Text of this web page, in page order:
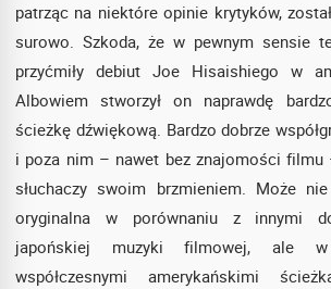
patrząc na niektóre opinie krytyków,
surowo. Szkoda, że w pewnym sensie
przyćmiły debiut Joe Hisaishiego w
Albowiem stworzył on naprawdę
ścieżkę dźwiękową. Bardzo dobrze
i poza nim – nawet bez znajomości filmu
słuchaczy swoim brzmieniem. Może
oryginalna w porównaniu z innymi
japońskiej muzyki filmowej, ale
współczesnymi amerykańskimi